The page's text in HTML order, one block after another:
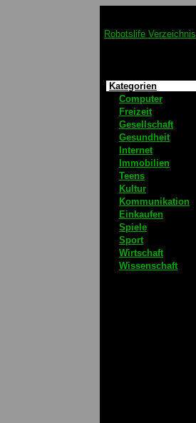
Robotslife Verzeichnis
Kategorien
Computer
Freizeit
Gesellschaft
Gesundheit
Internet
Immobilien
Teens
Kultur
Kommunikation
Einkaufen
Spiele
Sport
Wirtschaft
Wissenschaft